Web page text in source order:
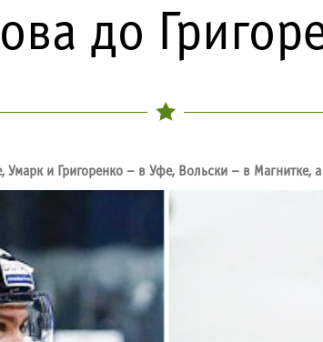
до
Умарк и Григоренко – в Уфе, Вольски – в Магнитке,